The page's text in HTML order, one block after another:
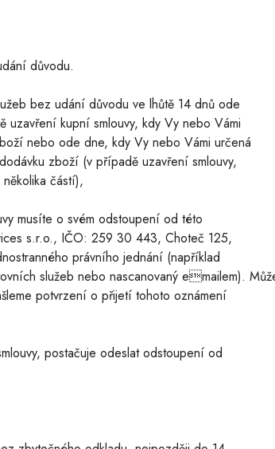
důvodu.
bez udání důvodu ve lhůtě 14 dnů ode
kupní smlouvy, kdy Vy nebo Vámi
nebo ode dne, kdy Vy nebo Vámi určená
zboží (v případě uzavření smlouvy,
částí),
musíte o svém odstoupení od této
s.r.o., IČO: 259 30 443, Choteč 125,
právního jednání (například
služeb nebo nascanovaný emailem).
potvrzení o přijetí tohoto oznámení
postačuje odeslat odstoupení od